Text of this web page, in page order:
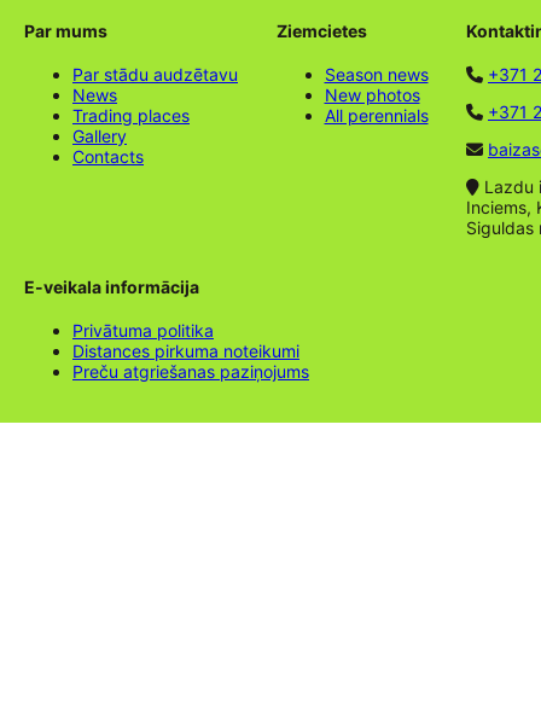
Par mums
Par stādu audzētavu
News
Trading places
Gallery
Contacts
Ziemcietes
Season news
New photos
All perennials
+371
+371
Lazdu
Inciems,
Siguldas
E-veikala informācija
Privātuma politika
Distances pirkuma noteikumi
Preču atgriešanas paziņojums